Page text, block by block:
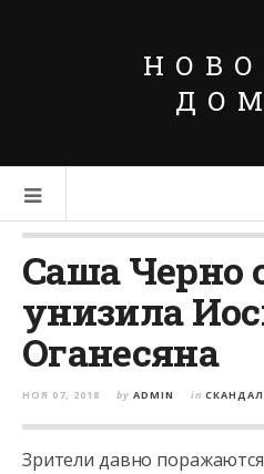
Саша Черно
унизила
Оганесяна
НОЯ 07, 2018 by ADMIN in
Зрители давно